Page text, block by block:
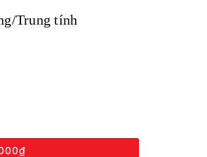
Trung tính